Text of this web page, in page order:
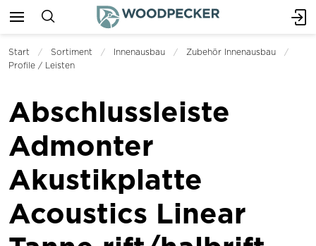
Start Sortiment Innenausbau
Zubehör Innenausbau
Profile / Leisten
Abschlussleiste
Admonter
Akustikplatte
Acoustics Linear